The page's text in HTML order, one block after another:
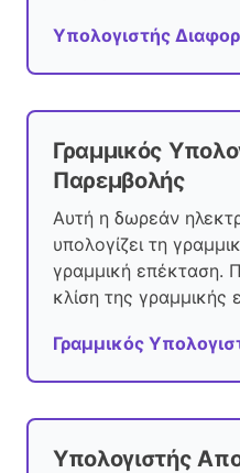
Υπολογιστής
Γραμμικός
Παρεμβολής
Αυτή η δωρεάν
υπολογίζει τη
γραμμική επέκταση.
κλίση της γραμμικής
Γραμμικός
Υπολογιστής